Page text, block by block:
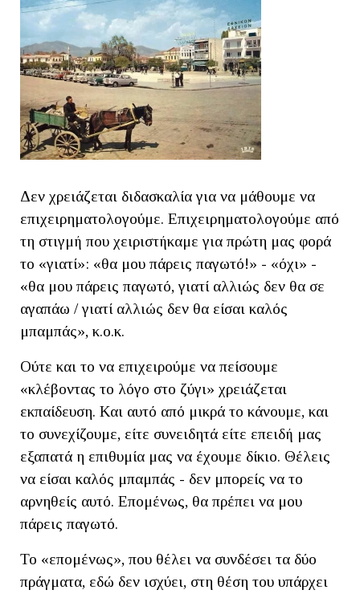
Δεν χρειάζεται διδασκαλία για να μάθουμε να
επιχειρηματολογούμε. Επιχειρηματολογούμε από
τη στιγμή που χειριστήκαμε για πρώτη μας φορά
το «γιατί»: «θα μου πάρεις παγωτό!» - «όχι» -
«θα μου πάρεις παγωτό, γιατί αλλιώς δεν θα σε
αγαπάω / γιατί αλλιώς δεν θα είσαι καλός
μπαμπάς», κ.ο.κ.
Ούτε και το να επιχειρούμε να πείσουμε
«κλέβοντας το λόγο στο ζύγι» χρειάζεται
εκπαίδευση. Και αυτό από μικρά το κάνουμε, και
το συνεχίζουμε, είτε συνειδητά είτε επειδή μας
εξαπατά η επιθυμία μας να έχουμε δίκιο. Θέλεις
να είσαι καλός μπαμπάς - δεν μπορείς να το
αρνηθείς αυτό. Επομένως, θα πρέπει να μου
πάρεις παγωτό.
Το «επομένως», που θέλει να συνδέσει τα δύο
πράγματα, εδώ δεν ισχύει, στη θέση του υπάρχει